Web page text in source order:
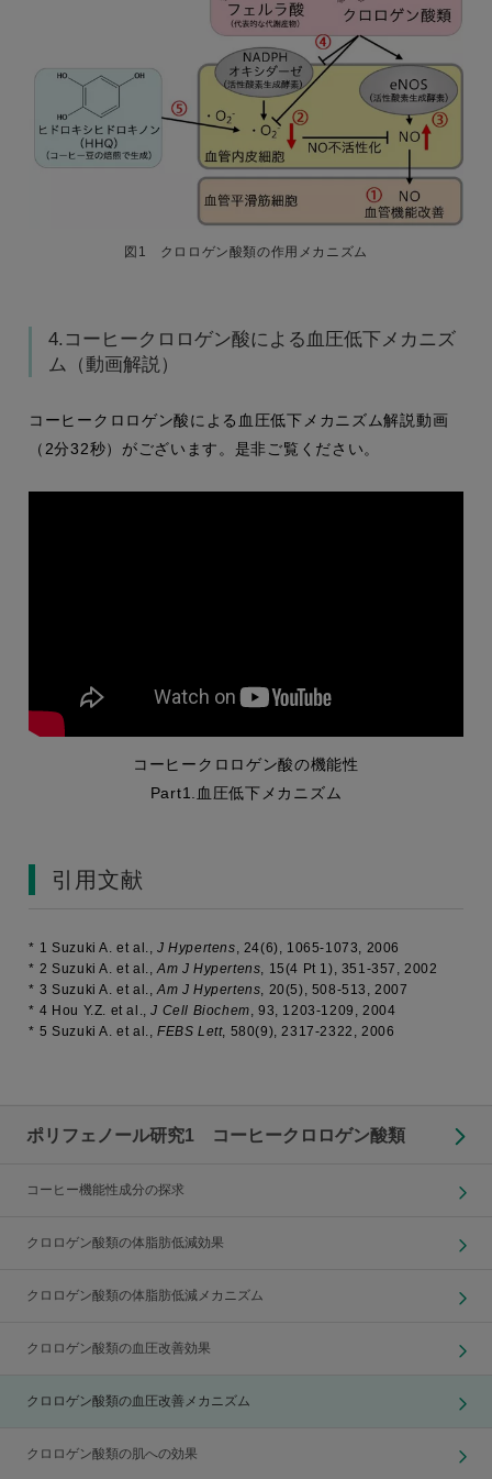
図1 クロロゲン酸類の作用メカニズム
4.コーヒークロロゲン酸による血圧低下メカニズ
ム（動画解説）
コーヒークロロゲン酸による血圧低下メカニズム解説動画
（2分32秒）がございます。是非ご覧ください。
コーヒークロロゲン酸の機能性
Part1.血圧低下メカニズム
引用文献
* 1 Suzuki A. et al., J Hypertens, 24(6), 1065-1073, 2006
* 2 Suzuki A. et al.,Am J Hypertens, 15(4 Pt 1), 351-357, 2002
* 3 Suzuki A. et al.,Am J Hypertens, 20(5), 508-513, 2007
* 4 Hou Y.Z. et al.,J Cell Biochem,93, 1203-1209, 2004
* 5 Suzuki A. et al., FEBS Lett, 580(9), 2317-2322, 2006
ポリフェノール研究1 コーヒークロロゲン酸類
コーヒー機能性成分の探求
クロロゲン酸類の体脂肪低減効果
クロロゲン酸類の体脂肪低減メカニズム
クロロゲン酸類の血圧改善効果
クロロゲン酸類の血圧改善メカニズム
クロロゲン酸類の肌への効果